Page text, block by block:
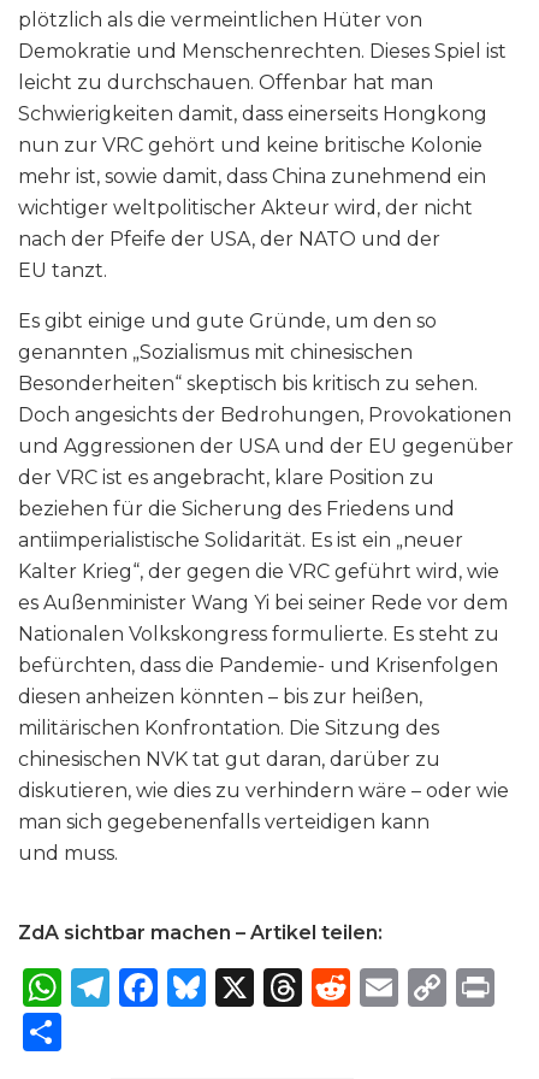
plötzlich als die vermeintlichen Hüter von
Demokratie und Menschenrechten. Dieses Spiel ist
leicht zu durchschauen. Offenbar hat man
Schwierigkeiten damit, dass einerseits Hongkong
nun zur VRC gehört und keine britische Kolonie
mehr ist, sowie damit, dass China zunehmend ein
wichtiger weltpolitischer Akteur wird, der nicht
nach der Pfeife der USA, der NATO und der
EU tanzt.
Es gibt einige und gute Gründe, um den so
genannten „Sozialismus mit chinesischen
Besonderheiten“ skeptisch bis kritisch zu sehen.
Doch angesichts der Bedrohungen, Provokationen
und Aggressionen der USA und der EU gegenüber
der VRC ist es angebracht, klare Position zu
beziehen für die Sicherung des Friedens und
antiimperialistische Solidarität. Es ist ein „neuer
Kalter Krieg“, der gegen die VRC geführt wird, wie
es Außenminister Wang Yi bei seiner Rede vor dem
Nationalen Volkskongress formulierte. Es steht zu
befürchten, dass die Pandemie- und Krisenfolgen
diesen anheizen könnten – bis zur heißen,
militärischen Konfrontation. Die Sitzung des
chinesischen NVK tat gut daran, darüber zu
diskutieren, wie dies zu verhindern wäre – oder wie
man sich gegebenenfalls verteidigen kann
und muss.
ZdA sichtbar machen – Artikel teilen:
W T
F
B X
T
R
E
C